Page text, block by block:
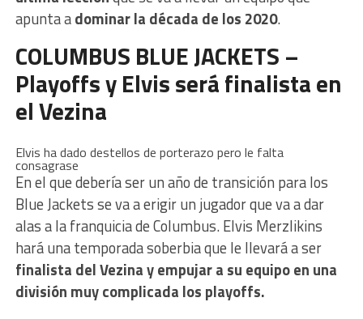
apunta adominar la década de los 2020.
COLUMBUS BLUE JACKETS –
Playoffs y Elvis será finalista en
el Vezina
Elvis ha dado destellos de porterazo pero le falta
consagrase
En el que debería ser un año de transición para los
Blue Jackets se va a erigir un jugador que va a dar
alas a la franquicia de Columbus. Elvis Merzlikins
hará una temporada soberbia que le llevará a ser
finalista del Vezina y empujar a su equipo en una
división muy complicada los playoffs.